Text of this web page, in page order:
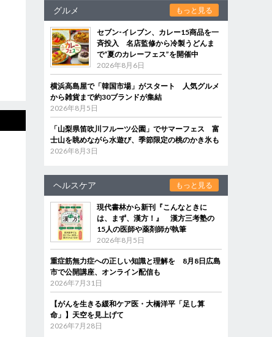
グルメ もっと見る
セブン‐イレブン、カレー15商品を一
斉投入 名店監修から冷製うどんま
で“夏のカレーフェス”を開催中
2026年8月6日
横浜高島屋で「韓国市場」がスタート 人気グルメ
から雑貨まで約30ブランドが集結
2026年8月5日
「山梨県笛吹川フルーツ公園」でサマーフェス 富
士山を眺めながら水遊び、季節限定の桃のかき氷も
2026年8月3日
ヘルスケア もっと見る
現代書林から新刊『こんなときに
は、まず、漢方！』 漢方三考塾の
15人の医師や薬剤師が執筆
2026年8月5日
重症筋無力症への正しい知識と理解を 8月8日広島
市で公開講座、オンライン配信も
2026年7月31日
【がんを生きる緩和ケア医・大橋洋平「足し算
命」】天空を見上げて
2026年7月28日